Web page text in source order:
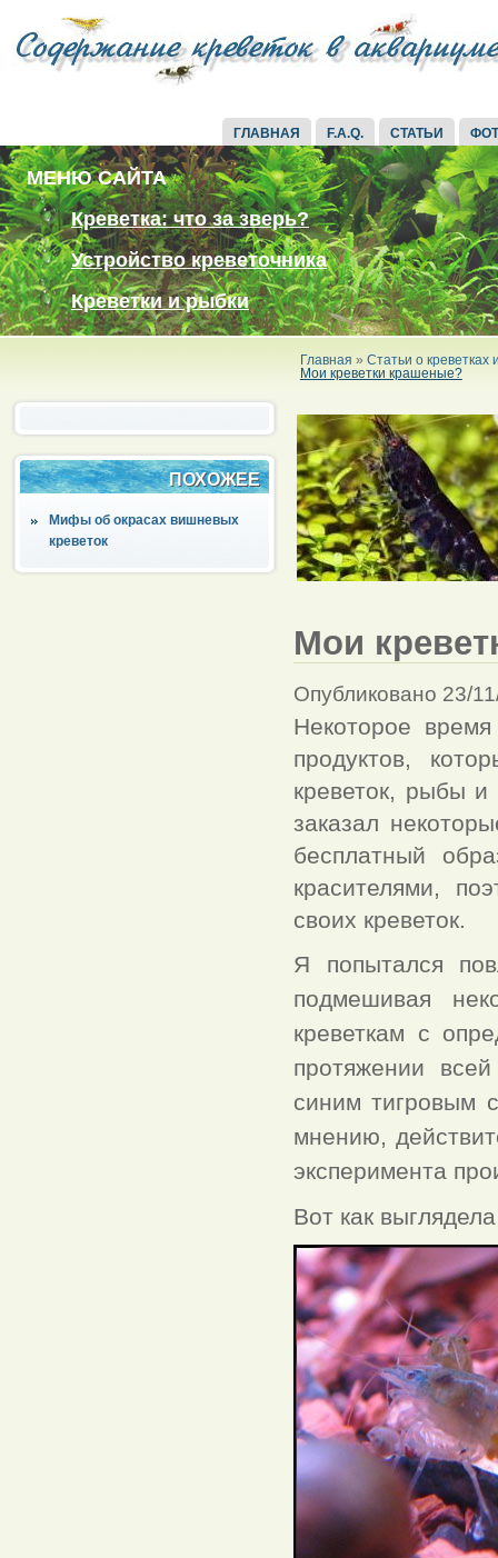
ГЛАВНАЯ F.A.Q. СТАТЬИ
МЕНЮ САЙТА
Креветка: что за зверь?
Устройство креветочника
Креветки и рыбки
Главная » Статьи о креветках
Мои креветки крашеные?
ПОХОЖЕЕ
Мифы об окрасах вишневых
креветок
Мои
Опубликовано 23/
Некоторое
продуктов,
креветок, рыбы
заказал
бесплатный
красителями,
своих креветок.
Я попытался
подмешивая
креветкам с
протяжении
синим тигровым
мнению,
эксперимента
Вот как